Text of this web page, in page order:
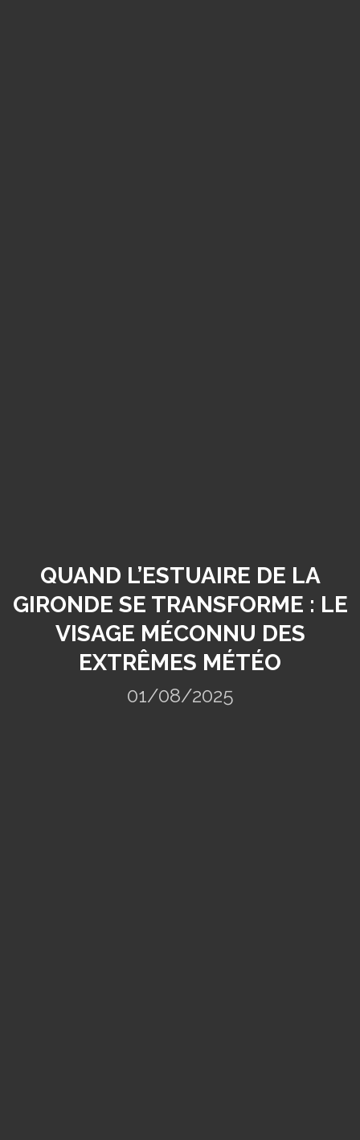
QUAND L’ESTUAIRE DE LA
GIRONDE SE TRANSFORME : LE
VISAGE MÉCONNU DES
EXTRÊMES MÉTÉO
01/08/2025